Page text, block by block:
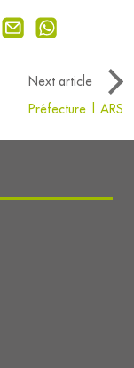
Next article
Préfecture | ARS